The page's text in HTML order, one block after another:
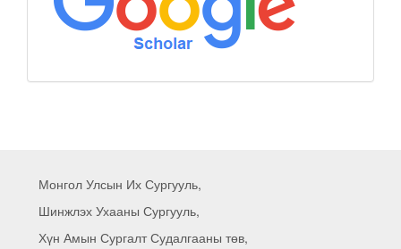
Монгол Улсын Их Сургууль,
Шинжлэх Ухааны Сургууль,
Хүн Амын Сургалт Судалгааны төв,